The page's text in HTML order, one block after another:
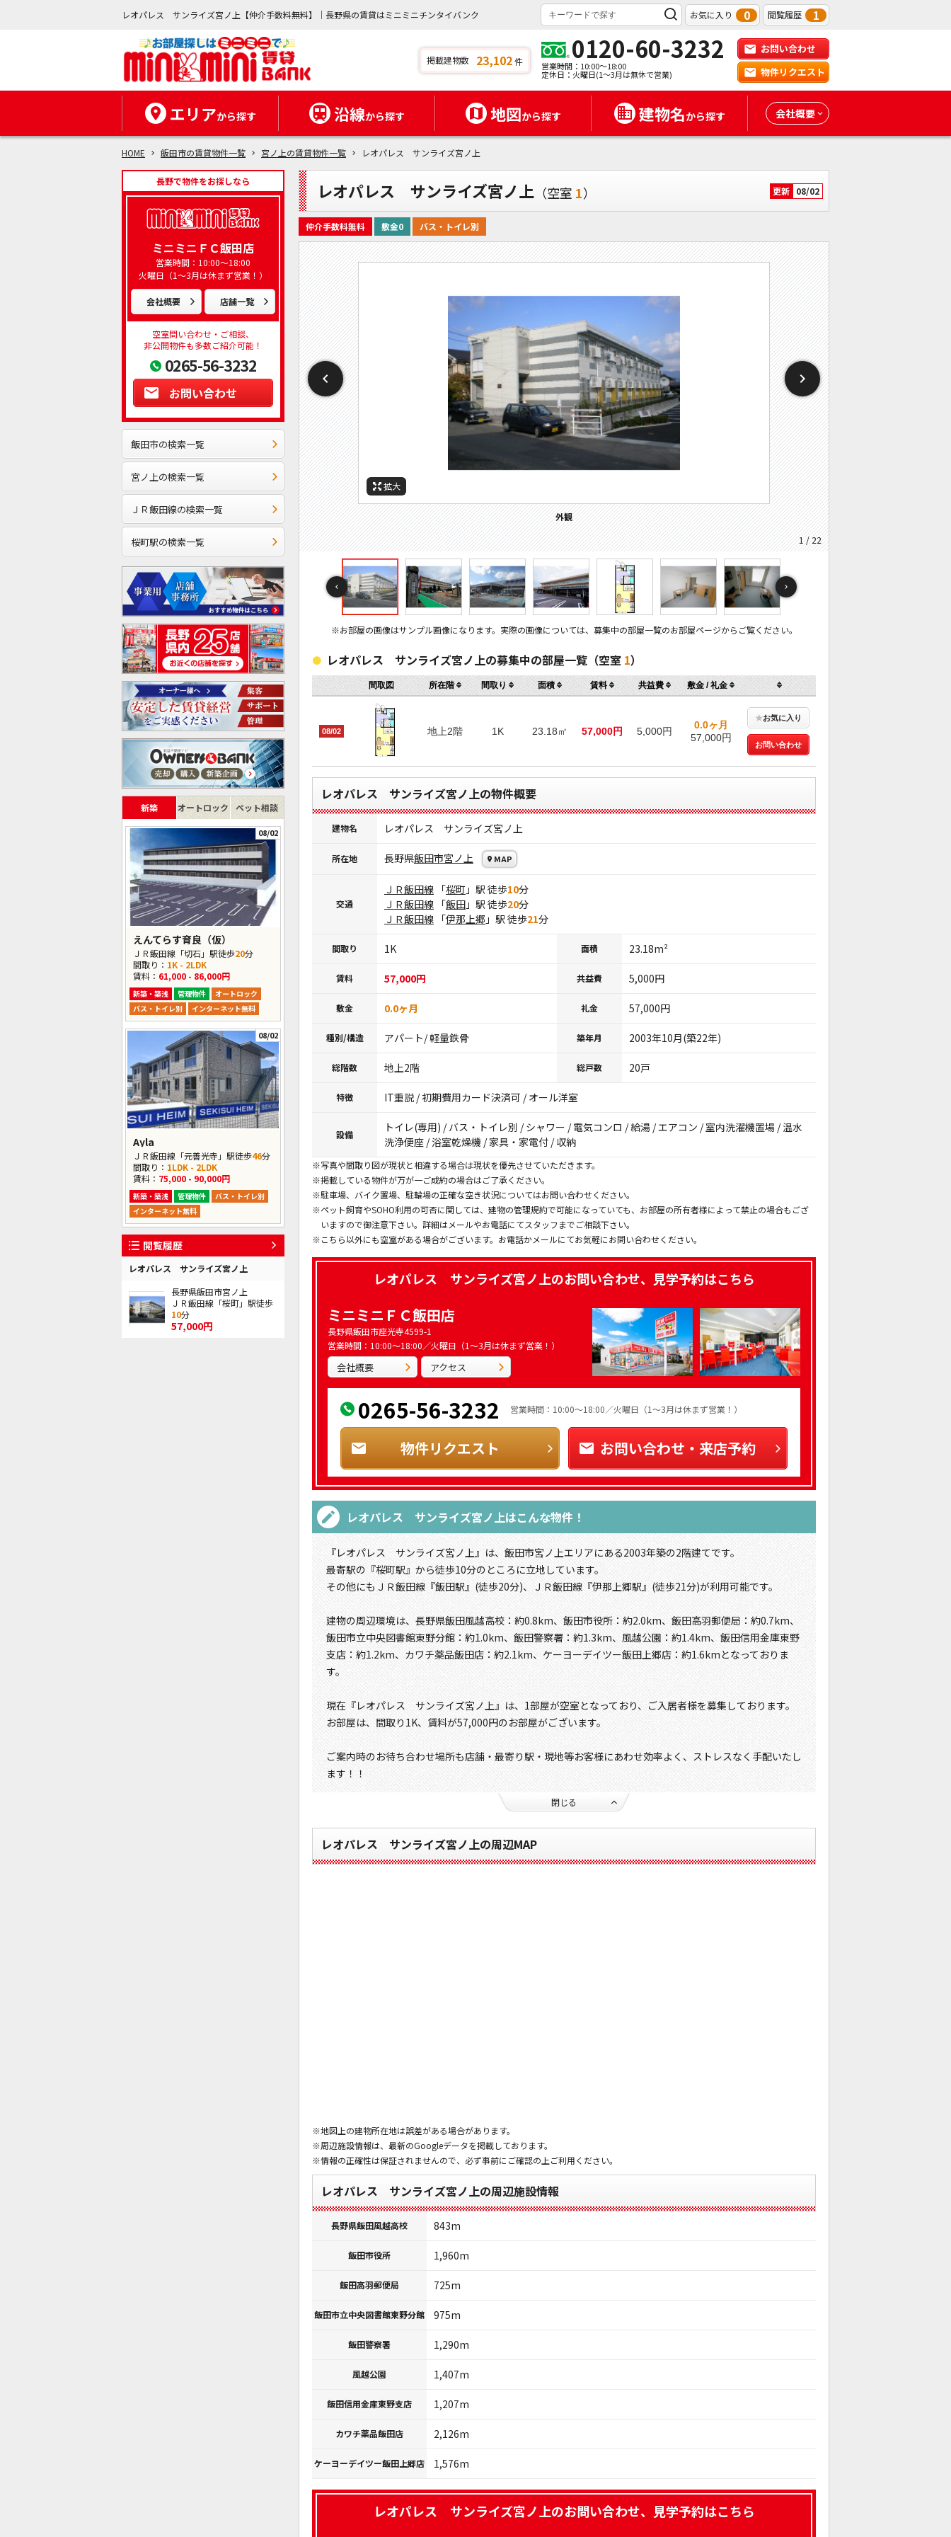
レオパレス サンライズ宮ノ上【仲介手数料無料】｜長野県の賃貸はミニミニチンタイバンク お気に入り 0 閲覧履歴 1
掲載建物数 23,102件 0120-60-3232
営業時間：10:00～18:00
定休日：火曜日(1～3月は無休で営業)
お問い合わせ
物件リクエスト
エリアから探す 沿線から探す 地図から探す 建物名から探す 会社概要
HOME 飯田市の賃貸物件一覧 宮ノ上の賃貸物件一覧 レオパレス サンライズ宮ノ上
長野で物件をお探しなら
ミニミニＦＣ飯田店
営業時間：10:00～18:00
火曜日（1～3月は休まず営業！）
会社概要 店舗一覧
空室問い合わせ・ご相談、
非公開物件も多数ご紹介可能！
0265-56-3232
お問い合わせ
飯田市の検索一覧
宮ノ上の検索一覧
ＪＲ飯田線の検索一覧
桜町駅の検索一覧
新築 オートロック ペット相談
08/02
えんてらす育良（仮）
ＪＲ飯田線「切石」駅徒歩20分
間取り： 1K - 2LDK
賃料： 61,000 - 86,000円
新築・築浅 管理物件
オートロック
バス・トイレ別
インターネット無料
08/02
Ayla
ＪＲ飯田線「元善光寺」駅徒歩46分
間取り： 1LDK - 2LDK
賃料： 75,000 - 90,000円
新築・築浅 管理物件
バス・トイレ別
インターネット無料
閲覧履歴
レオパレス サンライズ宮ノ上
長野県飯田市宮ノ上
ＪＲ飯田線「桜町」駅徒歩
10分
57,000円
レオパレス サンライズ宮ノ上 （空室 1） 更新 08/02
仲介手数料無料 敷金0 バス・トイレ別
拡大
外観
1 / 22
拡大
拡大
拡大
拡大
間取
間取り
拡大
居間
拡大
居間
拡大
キッチン
拡大
キッチン
拡大
寝室
拡大
風呂
拡大
風呂
拡大
収納
拡大
洗面
拡大
設備
拡大
玄関
拡大
眺望
拡大
その他画像
拡大
その他画像
拡大
その他画像
拡大
その他画像
拡大
セキュリティ
※お部屋の画像はサンプル画像になります。実際の画像については、募集中の部屋一覧のお部屋ページからご覧ください。
レオパレス サンライズ宮ノ上の募集中の部屋一覧（空室 1）
間取図 所在階 間取り 面積 賃料 共益費 敷金 / 礼金
08/02 地上2階 1K 23.18㎡ 57,000円 5,000円
0.0ヶ月
57,000円
★お気に入り
お問い合わせ
レオパレス サンライズ宮ノ上の物件概要
建物名 レオパレス サンライズ宮ノ上
所在地 長野県飯田市宮ノ上 MAP
交通
ＪＲ飯田線 「桜町 」駅 徒歩10分
ＪＲ飯田線 「飯田 」駅 徒歩20分
ＪＲ飯田線 「伊那上郷 」駅 徒歩21分
間取り 1K 面積 23.18m²
賃料 57,000円 共益費 5,000円
敷金 0.0ヶ月 礼金 57,000円
種別/構造 アパート/ 軽量鉄骨 築年月 2003年10月(築22年)
総階数 地上2階 総戸数 20戸
特徴 IT重説 / 初期費用カード決済可 / オール洋室
設備
トイレ(専用) / バス・トイレ別 / シャワー / 電気コンロ / 給湯 / エアコン / 室内洗濯機置場 / 温水
洗浄便座 / 浴室乾燥機 / 家具・家電付 / 収納
※写真や間取り図が現状と相違する場合は現状を優先させていただきます。
※掲載している物件が万が一ご成約の場合はご了承ください。
※駐車場、バイク置場、駐輪場の正確な空き状況についてはお問い合わせください。
※ペット飼育やSOHO利用の可否に関しては、建物の管理規約で可能になっていても、お部屋の所有者様によって禁止の場合もござ
いますので御注意下さい。詳細はメールやお電話にてスタッフまでご相談下さい。
※こちら以外にも空室がある場合がございます。お電話かメールにてお気軽にお問い合わせください。
レオパレス サンライズ宮ノ上のお問い合わせ、見学予約はこちら
ミニミニＦＣ飯田店
長野県飯田市座光寺4599-1
営業時間：10:00～18:00／火曜日（1～3月は休まず営業！）
会社概要 アクセス
0265-56-3232 営業時間：10:00～18:00／火曜日（1～3月は休まず営業！）
物件リクエスト お問い合わせ・来店予約
レオパレス サンライズ宮ノ上はこんな物件！
『レオパレス サンライズ宮ノ上』は、飯田市宮ノ上エリアにある2003年築の2階建てです。
最寄駅の『桜町駅』から徒歩10分のところに立地しています。
その他にもＪＲ飯田線『飯田駅』(徒歩20分)、ＪＲ飯田線『伊那上郷駅』(徒歩21分)が利用可能です。
建物の周辺環境は、長野県飯田風越高校：約0.8km、飯田市役所：約2.0km、飯田高羽郵便局：約0.7km、
飯田市立中央図書館東野分館：約1.0km、飯田警察署：約1.3km、風越公園：約1.4km、飯田信用金庫東野
支店：約1.2km、カワチ薬品飯田店：約2.1km、ケーヨーデイツー飯田上郷店：約1.6kmとなっておりま
す。
現在『レオパレス サンライズ宮ノ上』は、1部屋が空室となっており、ご入居者様を募集しております。
お部屋は、間取り1K、賃料が57,000円のお部屋がございます。
ご案内時のお待ち合わせ場所も店舗・最寄り駅・現地等お客様にあわせ効率よく、ストレスなく手配いたし
ます！！
閉じる
レオパレス サンライズ宮ノ上の周辺MAP
※地図上の建物所在地は誤差がある場合があります。
※周辺施設情報は、最新のGoogleデータを掲載しております。
※情報の正確性は保証されませんので、必ず事前にご確認の上ご利用ください。
レオパレス サンライズ宮ノ上の周辺施設情報
長野県飯田風越高校 843m
飯田市役所 1,960m
飯田高羽郵便局 725m
飯田市立中央図書館東野分館 975m
飯田警察署 1,290m
風越公園 1,407m
飯田信用金庫東野支店 1,207m
カワチ薬品飯田店 2,126m
ケーヨーデイツー飯田上郷店 1,576m
レオパレス サンライズ宮ノ上のお問い合わせ、見学予約はこちら